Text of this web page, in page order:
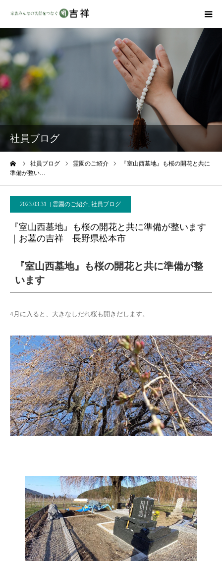
社員ブログ
社員ブログ 霊園のご紹介
『室山西墓地』も桜の開花と共に
準備が整い…
2023.03.31 霊園のご紹介, 社員ブログ
『室山西墓地』も桜の開花と共に準備が整います
｜お墓の吉祥 長野県松本市
『室山西墓地』も桜の開花と共に準備が整
います
4月に入ると、大きなしだれ桜も開きだします。
商品ラインナップ
墓地・霊園を探す
吉祥の特徴